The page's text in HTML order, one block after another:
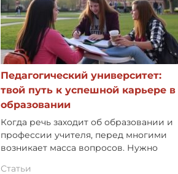
Педагогический университет:
твой путь к успешной карьере в
образовании
Когда речь заходит об образовании и
профессии учителя, перед многими
возникает масса вопросов. Нужно
Статьи